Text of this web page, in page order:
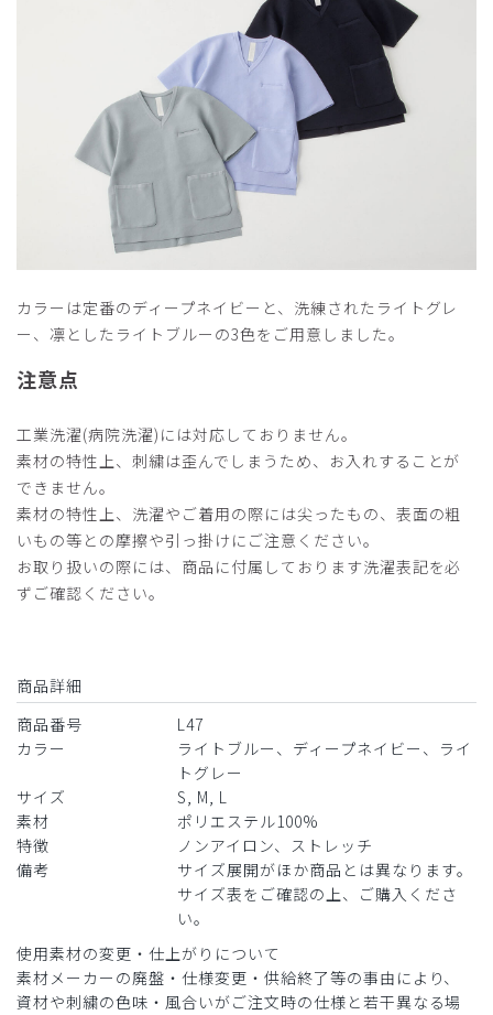
カラーは定番のディープネイビーと、洗練されたライトグレ
ー、凛としたライトブルーの3色をご用意しました。
注意点
工業洗濯(病院洗濯)には対応しておりません。
素材の特性上、刺繍は歪んでしまうため、お入れすることが
できません。
素材の特性上、洗濯やご着用の際には尖ったもの、表面の粗
いもの等との摩擦や引っ掛けにご注意ください。
お取り扱いの際には、商品に付属しております洗濯表記を必
ずご確認ください。
商品詳細
商品番号
L47
カラー
ライトブルー、ディープネイビー、ライ
トグレー
サイズ
S, M, L
素材
ポリエステル100%
特徴
ノンアイロン、ストレッチ
備考
サイズ展開がほか商品とは異なります。
サイズ表をご確認の上、ご購入くださ
い。
使用素材の変更・仕上がりについて
素材メーカーの廃盤・仕様変更・供給終了等の事由により、
資材や刺繍の色味・風合いがご注文時の仕様と若干異なる場